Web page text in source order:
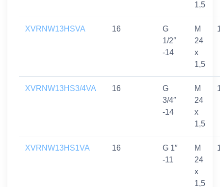
1,5
XVRNW13HSVA 16
G
1/2″
-14
M
24
x
1,5
XVRNW13HS3/4VA 16
G
3/4″
-14
M
24
x
1,5
XVRNW13HS1VA 16
G 1″
-11
M
24
x
1,5